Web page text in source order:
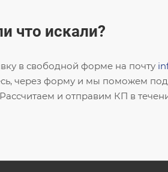
что искали?
в свободной форме на почту
через форму и мы поможем
и отправим КП в